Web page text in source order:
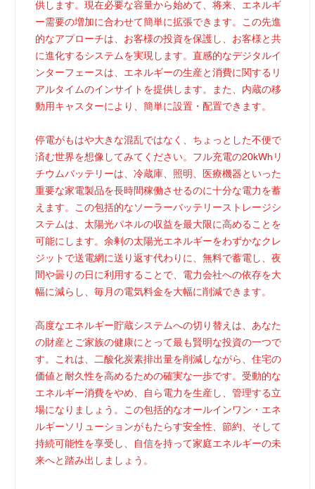
供します。現在必要な容量から始めて、将来、エネルギ
ー需要の増加に合わせて簡単に拡張できます。この先進
的なアプローチは、お客様の投資を保護し、お客様と共
に進化するシステムを実現します。直感的なデジタルイ
ンターフェースは、エネルギーの生産と消費に関するリ
アルタイムのインサイトを提供します。また、内蔵の移
動用キャスターにより、簡単に設置・配置できます。
停電がもはや大きな混乱ではなく、ちょっとした不便で
済む世界を想像してみてください。フル充電の20kWhリ
チウムバッテリーは、冷蔵庫、照明、医療機器といった
重要な家電製品を長時間稼働させるのに十分な電力を蓄
えます。この包括的なソーラーバッテリーストレージシ
ステムは、太陽光パネルの収益を最大限に高めることを
可能にします。余剰の太陽光エネルギーをわずかなクレ
ジットで送電網に送り返す代わりに、無料で蓄電し、夜
間や曇りの日に利用することで、電力会社への依存を大
幅に減らし、毎月の電気料金を大幅に削減できます。
高度なエネルギー貯蔵システムへの切り替えは、あなた
の財産とご家族の健康にとって最も賢明な投資の一つで
す。これは、二酸化炭素排出量を削減しながら、住宅の
価値と耐久性を高めるための確実な一歩です。受動的な
エネルギー消費をやめ、自ら電力を生産し、管理する立
場になりましょう。この包括的なオールインワン・エネ
ルギーソリューションがもたらす安全性、節約、そして
持続可能性を享受し、自信を持って家庭エネルギーの未
来へと踏み出しましょう。